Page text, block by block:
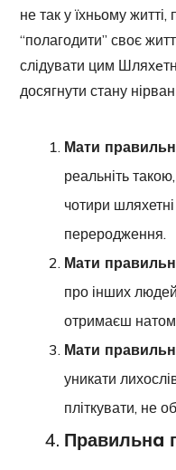
не так у їхньому
“полагодити” своє
слідувати цим
досягнути стану
Мати
реальніть
чотири
переродження.
Мати
про інших
отримаєш
Мати
уникати
пліткувати, не
Правильнa